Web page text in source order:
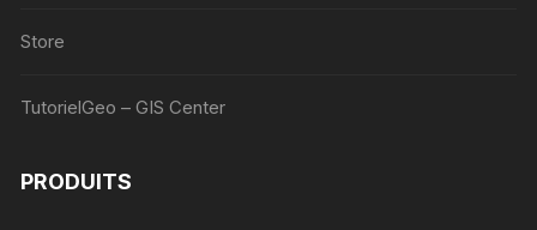
Store
TutorielGeo – GIS Center
PRODUITS